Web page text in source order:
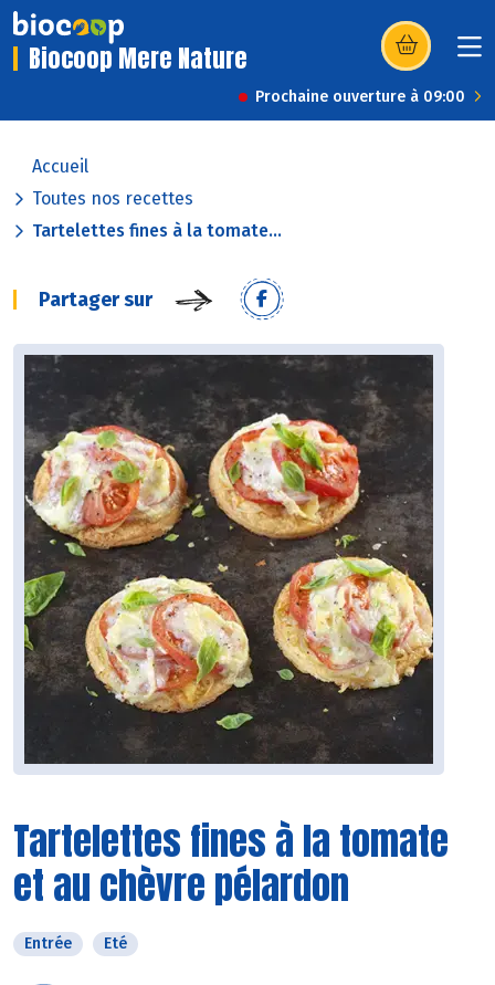
Biocoop Mere Nature (s’ouvre dans
Prochaine ouverture à 09:00
Accueil
Toutes nos recettes
Tartelettes fines à la tomate...
Partager sur
Tartelettes fines à la tomate
et au chèvre pélardon
Entrée Eté